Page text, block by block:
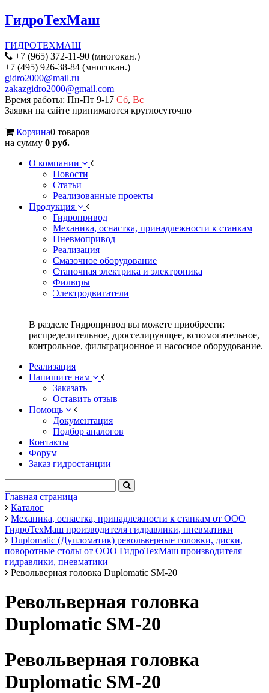
ГидроТехМаш
ГИДРОТЕХМАШ
+7 (965) 372-11-90 (многокан.)
+7 (495) 926-38-84 (многокан.)
gidro2000@mail.ru
zakazgidro2000@gmail.com
Время работы: Пн-Пт 9-17 Сб, Вс
Заявки на сайте принимаются круглосуточно
Корзина0 товаров
на сумму 0 руб.
О компании
Новости
Статьи
Реализованные проекты
Продукция
Гидропривод
Механика, оснастка, принадлежности к станкам
Пневмопривод
Реализация
Смазочное оборудование
Станочная электрика и электроника
Фильтры
Электродвигатели
В разделе Гидропривод вы можете приобрести:
распределительное, дросселирующее, вспомогательное,
контрольное, фильтрационное и насосное оборудование.
Реализация
Напишите нам
Заказать
Оставить отзыв
Помощь
Документация
Подбор аналогов
Контакты
Форум
Заказ гидростанции
Главная страница
Каталог
Механика, оснастка, принадлежности к станкам от ООО
ГидроТехМаш производителя гидравлики, пневматики
Duplomatic (Дупломатик) револьверные головки, диски,
поворотные столы от ООО ГидроТехМаш производителя
гидравлики, пневматики
Револьверная головка Duplomatic SM-20
Револьверная головка
Duplomatic SM-20
Револьверная головка
Duplomatic SM-20